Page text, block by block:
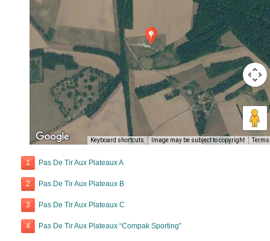
Keyboard shortcuts Image may be subject to copyright Terms
1 Pas De Tir Aux Plateaux A
2 Pas De Tir Aux Plateaux B
3 Pas De Tir Aux Plateaux C
4 Pas De Tir Aux Plateaux “Compak Sporting”